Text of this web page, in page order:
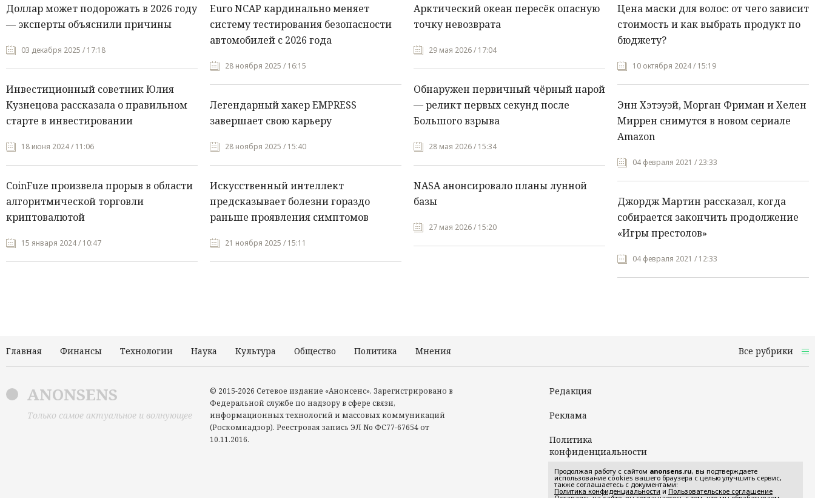
Доллар может подорожать в 2026 году
— эксперты объяснили причины
03 декабря 2025 / 17:18
Инвестиционный советник Юлия
Кузнецова рассказала о правильном
старте в инвестировании
18 июня 2024 / 11:06
CoinFuze произвела прорыв в области
алгоритмической торговли
криптовалютой
15 января 2024 / 10:47
Euro NCAP кардинально меняет
систему тестирования безопасности
автомобилей с 2026 года
28 ноября 2025 / 16:15
Легендарный хакер EMPRESS
завершает свою карьеру
28 ноября 2025 / 15:40
Искусственный интеллект
предсказывает болезни гораздо
раньше проявления симптомов
21 ноября 2025 / 15:11
Арктический океан пересёк опасную
точку невозврата
29 мая 2026 / 17:04
Обнаружен первичный чёрный нарой
— реликт первых секунд после
Большого взрыва
28 мая 2026 / 15:34
NASA анонсировало планы лунной
базы
27 мая 2026 / 15:20
Цена маски для волос: от чего зависит
стоимость и как выбрать продукт по
бюджету?
10 октября 2024 / 15:19
Энн Хэтэуэй, Морган Фриман и Хелен
Миррен снимутся в новом сериале
Amazon
04 февраля 2021 / 23:33
Джордж Мартин рассказал, когда
собирается закончить продолжение
«Игры престолов»
04 февраля 2021 / 12:33
Главная Финансы Технологии Наука Культура Общество Политика Мнения Все рубрики
ANONSENS
Только самое актуальное и волнующее
© 2015-2026 Сетевое издание «Анонсенс». Зарегистрировано в
Федеральной службе по надзору в сфере связи,
информационных технологий и массовых коммуникаций
(Роскомнадзор). Реестровая запись ЭЛ No ФС77-67654 от
10.11.2016.
Редакция
Реклама
Политика
конфиденциальности
Пользовательское
соглашение
Продолжая работу с сайтом anonsens.ru, вы подтверждаете
использование cookies вашего браузера с целью улучшить сервис,
также соглашаетесь с документами:
Политика конфиденциальности и Пользовательское соглашение